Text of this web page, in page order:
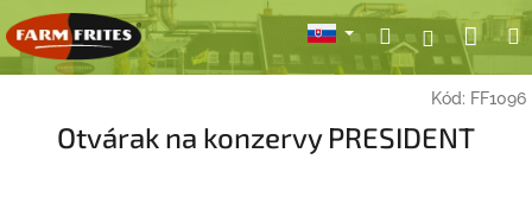
na
obsah
Hľadať
Kód: FF1096
Otvárak na konzervy PRESIDENT